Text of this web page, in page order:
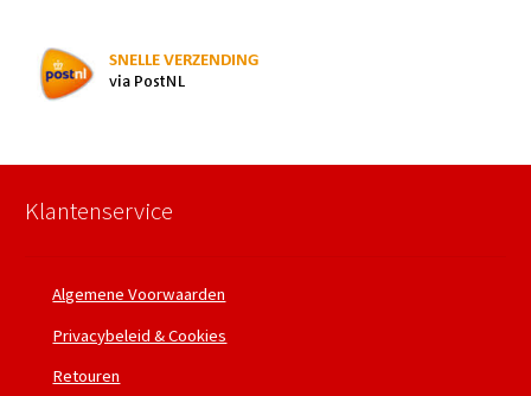
Klantenservice
Algemene Voorwaarden
Privacybeleid & Cookies
Retouren